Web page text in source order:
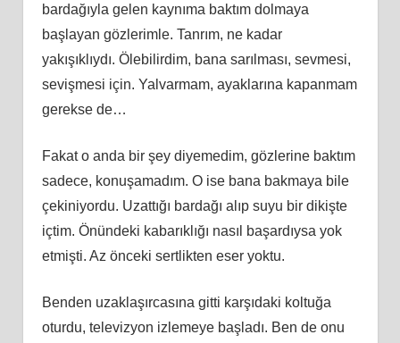
bardağıyla gelen kaynıma baktım dolmaya
başlayan gözlerimle. Tanrım, ne kadar
yakışıklıydı. Ölebilirdim, bana sarılması, sevmesi,
sevişmesi için. Yalvarmam, ayaklarına kapanmam
gerekse de…
Fakat o anda bir şey diyemedim, gözlerine baktım
sadece, konuşamadım. O ise bana bakmaya bile
çekiniyordu. Uzattığı bardağı alıp suyu bir dikişte
içtim. Önündeki kabarıklığı nasıl başardıysa yok
etmişti. Az önceki sertlikten eser yoktu.
Benden uzaklaşırcasına gitti karşıdaki koltuğa
oturdu, televizyon izlemeye başladı. Ben de onu